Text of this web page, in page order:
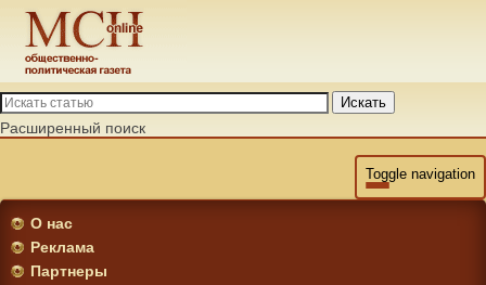
Искать
Расширенный поиск
Toggle navigation
О нас
Реклама
Партнеры